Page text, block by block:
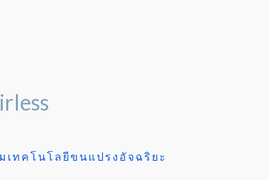
เทคโนโลยีขนแปรงอัจฉริยะ